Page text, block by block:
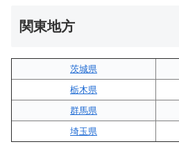
関東地方
茨城県
栃木県
群馬県
埼玉県